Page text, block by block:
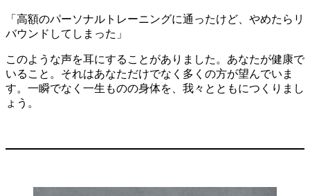
「高額のパーソナルトレーニングに通ったけど、やめたらリ
バウンドしてしまった」
このような声を耳にすることがありました。あなたが健康で
いること。それはあなただけでなく多くの方が望んでいま
す。一瞬でなく一生ものの身体を、我々とともにつくりまし
ょう。